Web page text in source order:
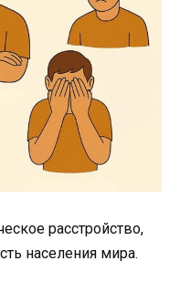
расстройство,
населения мира.